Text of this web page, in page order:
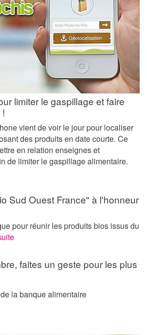
limiter le gaspillage et faire
vient de voir le jour pour localiser
des produits en date courte. Ce
en relation enseignes et
de limiter le gaspillage alimentaire.
Sud Ouest France" à l'honneur
pour réunir les produits bios issus du
faites un geste pour les plus
la banque alimentaire